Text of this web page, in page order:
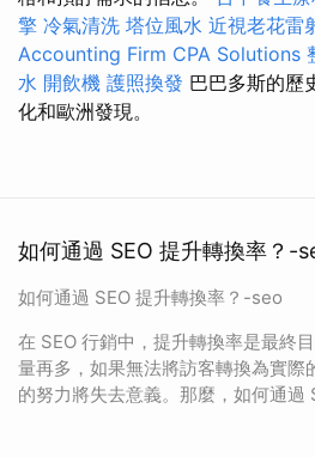
擎 冷氣清洗 塔位風水 近視老花雷
Accounting Firm CPA Solutions
水 開飲機 護照換發 巴巴多斯的歷
化和歐洲發現。
如何通過 SEO 提升轉換率？-
如何通過 SEO 提升轉換率？-seo
在 SEO 行銷中，提升轉換率是最終
量再多，如果無法將訪客轉換為實際
的努力將失去意義。那麼，如何通過